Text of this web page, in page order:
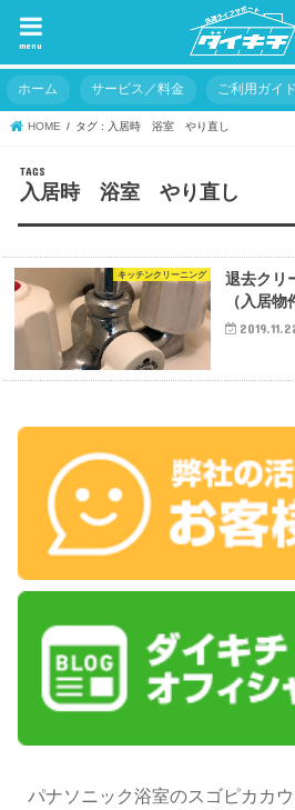
menu
ホーム サービス／料金 ご利用ガイド
HOME タグ : 入居時 浴室 やり直し
入居時 浴室 やり直し
キッチンクリーニング
退去クリ
（入居物
パナソニック浴室のスゴピカカ